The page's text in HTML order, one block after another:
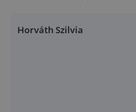
Horváth Szilvia